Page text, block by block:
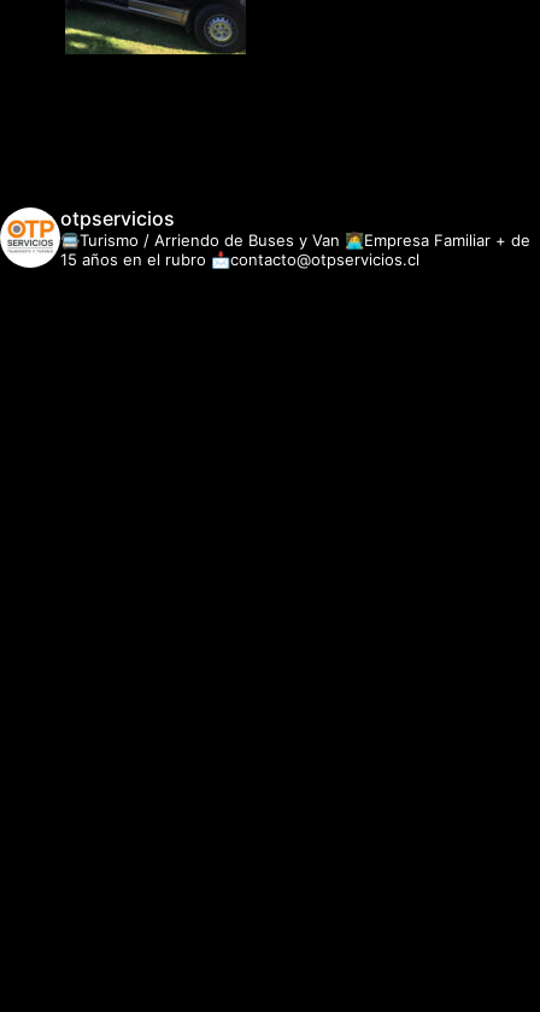
otpservicios
🚍Turismo / Arriendo de Buses y Van 👩‍💻Empresa Familiar + de
15 años en el rubro 📩contacto@otpservicios.cl